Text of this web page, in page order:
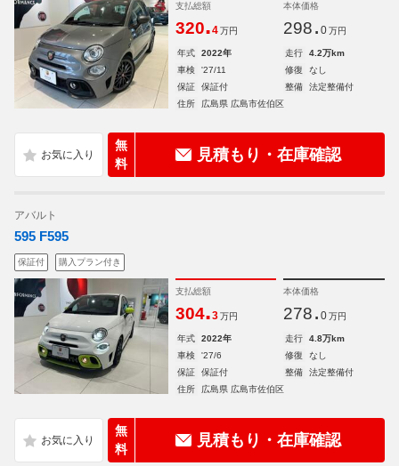
支払総額
320.4 万円
本体価格
298. 0 万円
年式 2022年 走行
4.2万km
車検
'27/11 修復
なし
保証
保証付 整備
法定整備付
住所
広島県 広島市佐伯区
無
料
見積もり・在庫確認
アバルト
595 F595
保証付 購入プラン付き
支払総額
304.3 万円
本体価格
278. 0 万円
年式 2022年 走行
4.8万km
車検
'27/6 修復
なし
保証
保証付 整備
法定整備付
住所
広島県 広島市佐伯区
無
料
見積もり・在庫確認